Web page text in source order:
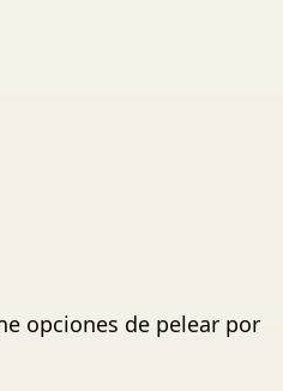
opciones de pelear por